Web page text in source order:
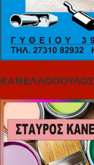
ΚΑΝΕΛΛΟΠΟΥΛΟΣ